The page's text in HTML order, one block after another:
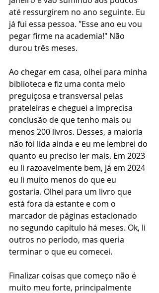
até ressurgirem no ano seguinte. Eu
já fui essa pessoa. "Esse ano eu vou
pegar firme na academia!" Não
durou três meses.
Ao chegar em casa, olhei para minha
biblioteca e fiz uma conta meio
preguiçosa e transversal pelas
prateleiras e cheguei a imprecisa
conclusão de que tenho mais ou
menos 200 livros. Desses, a maioria
não foi lida ainda e eu me lembrei do
quanto eu preciso ler mais. Em 2023
eu li razoavelmente bem, já em 2024
eu li muito menos do que eu
gostaria. Olhei para um livro que
está fora da estante e com o
marcador de páginas estacionado
no segundo capítulo há meses. Ok, li
outros no período, mas queria
terminar o que eu comecei.
Finalizar coisas que começo não é
muito meu forte, principalmente